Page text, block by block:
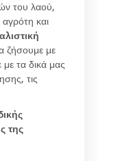
του λαού,
και
ζήσουμε με
με τα δικά μας
τις
της